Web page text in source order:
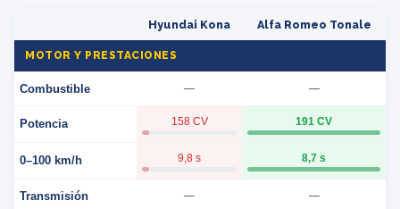
Hyundai Kona Alfa Romeo Tonale
MOTOR Y PRESTACIONES
Combustible — —
Potencia 158 CV 191 CV
0–100 km/h 9,8 s 8,7 s
Transmisión — —